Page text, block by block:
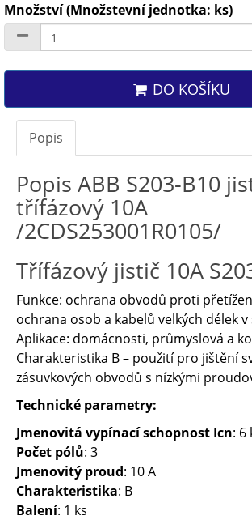
Množství (Množstevní jednotka: ks)
DO KOŠÍKU
Popis
Popis ABB S203-B10
třífázový 10A
/2CDS253001R0105/
Třífázový jistič 10A
Funkce: ochrana obvodů proti
ochrana osob a kabelů velkých délek v
Aplikace: domácnosti, průmyslová a
Charakteristika B – použití pro jištění
zásuvkových obvodů s nízkými
Technické parametry:
Jmenovitá vypínací schopnost Icn: 6
Počet pólů: 3
Jmenovitý proud: 10 A
Charakteristika: B
Balení: 1 ks